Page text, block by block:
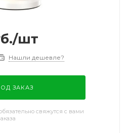
/шт
Нашли дешевле?
ЗАКАЗ
свяжутся с вами